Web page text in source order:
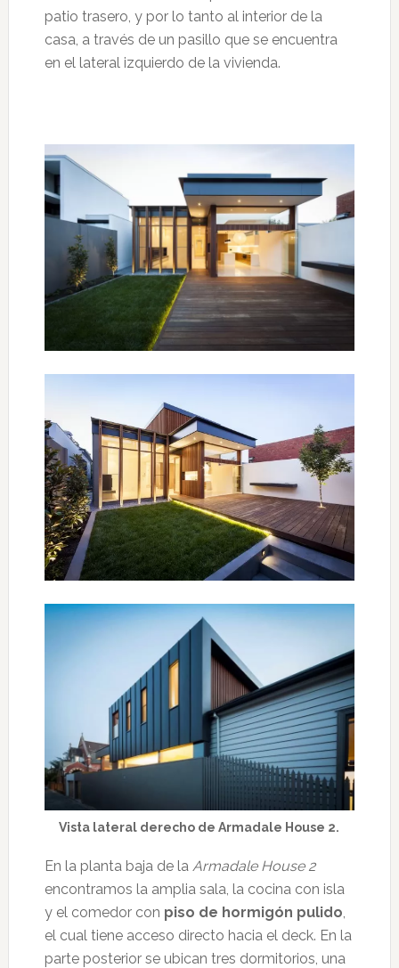
patio trasero, y por lo tanto al interior de la
casa, a través de un pasillo que se encuentra
en el lateral izquierdo de la vivienda.
Vista lateral derecho de Armadale House 2.
En la planta baja de la Armadale House 2
encontramos la amplia sala, la cocina con isla
y el comedor con piso de hormigón pulido
el cual tiene acceso directo hacia el deck. En la
parte posterior se ubican tres dormitorios, una